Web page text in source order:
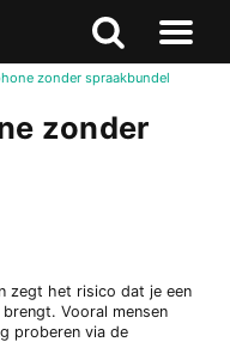
Zoeken
Naar
menu
zonder spraakbundel
zonder
zegt het risico dat je een
Vooral mensen
proberen via de
Zoeken
naar